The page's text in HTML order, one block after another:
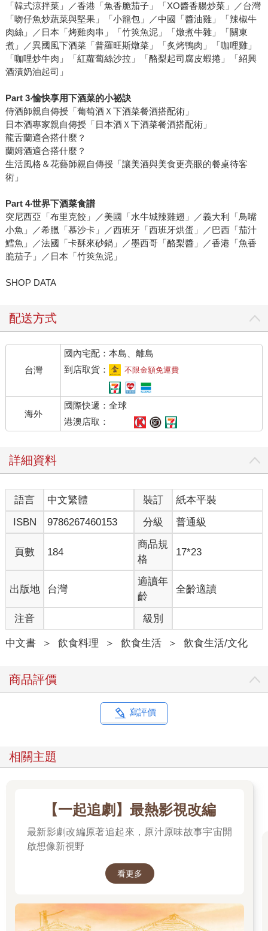
「韓式涼拌菜」／香港「魚香脆茄子」「XO醬香腸炒菜」／台灣
「吻仔魚炒蔬菜與堅果」「小籠包」／中國「醬油雞」「辣椒牛
肉絲」／日本「烤雞肉串」「竹筴魚泥」「燉煮牛雜」「關東
煮」／異國風下酒菜「普羅旺斯燉菜」「炙烤鴨肉」「咖哩雞」
「咖哩炒牛肉」「紅蘿蔔絲沙拉」「酪梨起司腐皮蝦捲」「紹興
酒漬奶油起司」
Part 3‧愉快享用下酒菜的小祕訣
侍酒師親自傳授「葡萄酒Ｘ下酒菜餐酒搭配術」
日本酒專家親自傳授「日本酒Ｘ下酒菜餐酒搭配術」
龍舌蘭適合搭什麼？
蘭姆酒適合搭什麼？
生活風格＆花藝師親自傳授「讓美酒與美食更亮眼的餐桌待客
術」
Part 4‧世界下酒菜食譜
突尼西亞「布里克餃」／美國「水牛城辣雞翅」／義大利「鳥嘴
小魚」／希臘「慕沙卡」／西班牙「西班牙烘蛋」／巴西「茄汁
鱈魚」／法國「卡酥來砂鍋」／墨西哥「酪梨醬」／香港「魚香
脆茄子」／日本「竹筴魚泥」
SHOP DATA
配送方式
台灣
國內宅配：本島、離島
到店取貨：
不限金額免運費
海外
國際快遞：全球
港澳店取：
詳細資料
語言 中文繁體 裝訂
紙本平裝
ISBN
9786267460153 分級 普通級
頁數 184
商品規
格
17*23
出版地 台灣
適讀年
齡
全齡適讀
注音 級別
中文書 ＞ 飲食料理 ＞ 飲食生活 ＞ 飲食生活/文化
商品評價
寫評價
相關主題
【一起追劇】最熱影視改編
最新影劇改編原著追起來，原汁原味故事宇宙開
啟想像新視野
看更多